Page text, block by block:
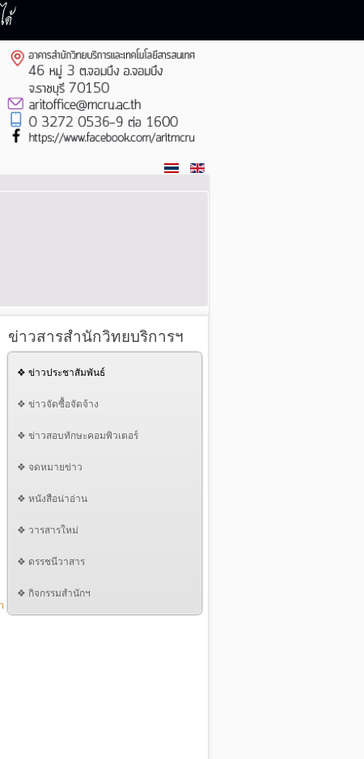
ด้
ข่าวสารสำนักวิทยบริการฯ
❖ ข่าวประชาสัมพันธ์
❖ ข่าวจัดซื้อจัดจ้าง
❖ ข่าวสอบทักษะคอมพิวเตอร์
❖ จดหมายข่าว
❖ หนังสือน่าอ่าน
❖ วารสารใหม่
❖ ดรรชนีวาสาร
❖ กิจกรรมสำนักฯ